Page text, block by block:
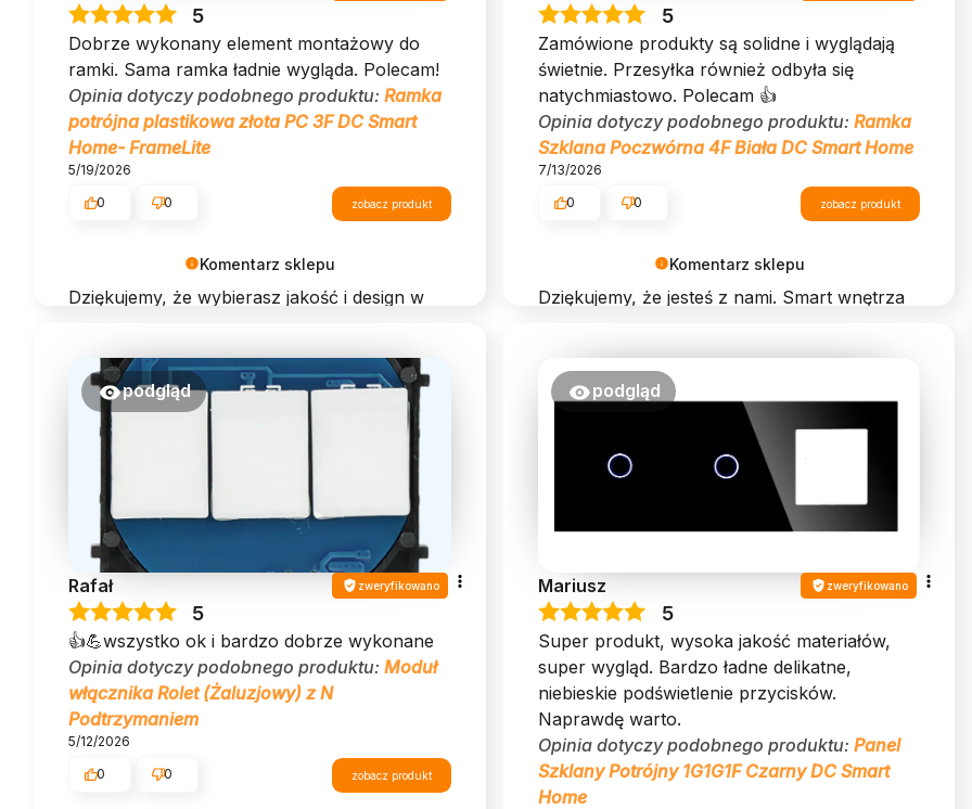
Komentarz sklepu
Dziękujemy, że wybierasz jakość i design w
5
Dobrze wykonany element montażowy do
ramki. Sama ramka ładnie wygląda. Polecam!
Opinia dotyczy podobnego produktu: Ramka
potrójna plastikowa złota PC 3F DC Smart
Home- FrameLite
5/19/2026
0 0 zobacz produkt
Komentarz sklepu
Dziękujemy, że jesteś z nami. Smart wnętrza
5
Zamówione produkty są solidne i wyglądają
świetnie. Przesyłka również odbyła się
natychmiastowo. Polecam 👍️
Opinia dotyczy podobnego produktu: Ramka
Szklana Poczwórna 4F Biała DC Smart Home
7/13/2026
0 0 zobacz produkt
podgląd
Rafał zweryfikowano
5
👍️💪wszystko ok i bardzo dobrze wykonane
Opinia dotyczy podobnego produktu: Moduł
włącznika Rolet (Żaluzjowy) z N
Podtrzymaniem
5/12/2026
0 0 zobacz produkt
podgląd
Mariusz zweryfikowano
5
Super produkt, wysoka jakość materiałów,
super wygląd. Bardzo ładne delikatne,
niebieskie podświetlenie przycisków.
Naprawdę warto.
Opinia dotyczy podobnego produktu: Panel
Szklany Potrójny 1G1G1F Czarny DC Smart
Home